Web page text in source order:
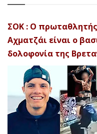
ΣΟΚ : Ο
Αχματζάι είναι ο
δολοφονία της